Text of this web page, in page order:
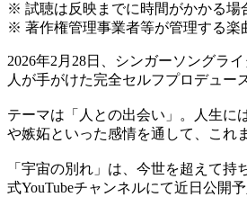
※ 試聴は反映までに時間がかかる場
※ 著作権管理事業者等が管理する楽
2026年2月28日、シンガーソングラ
人が手がけた完全セルフプロデュー
テーマは「人との出会い」。人生に
や嫉妬といった感情を通して、これ
「宇宙の別れ」は、今世を超えて
式YouTubeチャンネルにて近日公開